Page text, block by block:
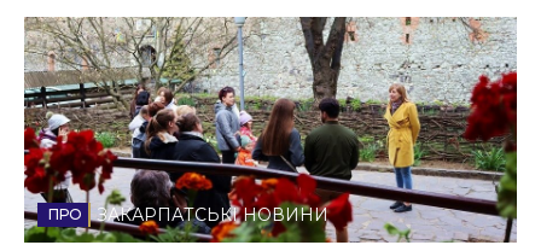
Політика
Соціум
Спорт
Стиль життя
Втрачений Ужгород
ЗАКАРПАТСЬКІ НОВИНИ